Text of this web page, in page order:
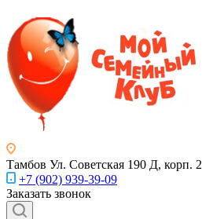
Тамбов Ул. Советская 190 Д, корп. 2
+7 (902) 939-39-09
Заказать звонок